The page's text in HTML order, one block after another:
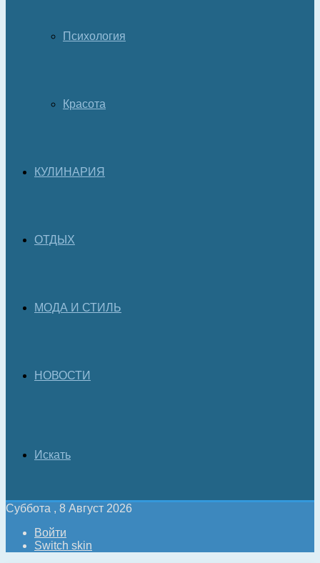
Психология
Красота
КУЛИНАРИЯ
ОТДЫХ
МОДА И СТИЛЬ
НОВОСТИ
Искать
Суббота , 8 Август 2026
Войти
Switch skin